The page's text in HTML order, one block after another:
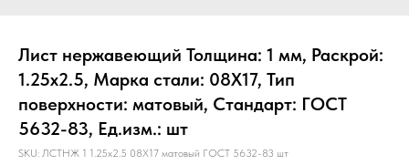
Лист нержавеющий Толщина: 1 мм, Раскрой:
1.25х2.5, Марка стали: 08Х17, Тип
поверхности: матовый, Стандарт: ГОСТ
5632-83, Ед.изм.: шт
SKU: ЛСТНЖ 1 1.25х2.5 08Х17 матовый ГОСТ 5632-83 шт